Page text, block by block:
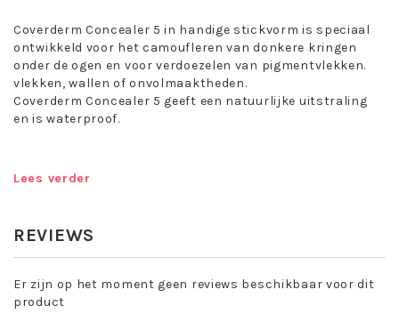
Coverderm Concealer 5 in handige stickvorm is speciaal
ontwikkeld voor het camoufleren van donkere kringen
onder de ogen en voor verdoezelen van pigmentvlekken.
vlekken, wallen of onvolmaaktheden.
Coverderm Concealer 5 geeft een natuurlijke uitstraling
en is waterproof.
Concealer 5 is hypoallergeen en beschermt tegen
tevens tegen huidveroudering.
Coverderm Concealer is verkrijgbaar in 6
Lees verder
REVIEWS
Er zijn op het moment geen reviews beschikbaar voor dit
product